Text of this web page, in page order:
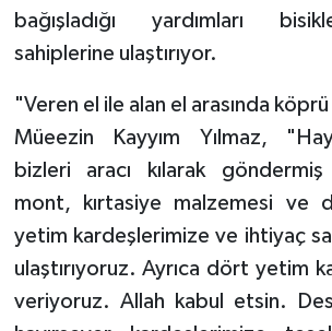
bağışladığı yardımları
sahiplerine ulaştırıyor.
"Veren el ile alan el arasında
Müeezin Kayyım Yılmaz,
bizleri aracı kılarak
mont, kırtasiye malzemesi ve
yetim kardeşlerimize ve ihtiyaç
ulaştırıyoruz. Ayrıca dört yetim
veriyoruz. Allah kabul etsin.
Bingöl Müftülüğü
Bolu Müftülüğü
Burdur Müftülüğü
Bursa Müftülüğü
Çanakkale Müftülüğü
Aile
Makaleler
Ekonomi
Duyurular
Podcast